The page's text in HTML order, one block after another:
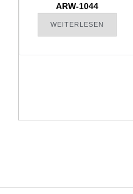
ARW-1044
WEITERLESEN